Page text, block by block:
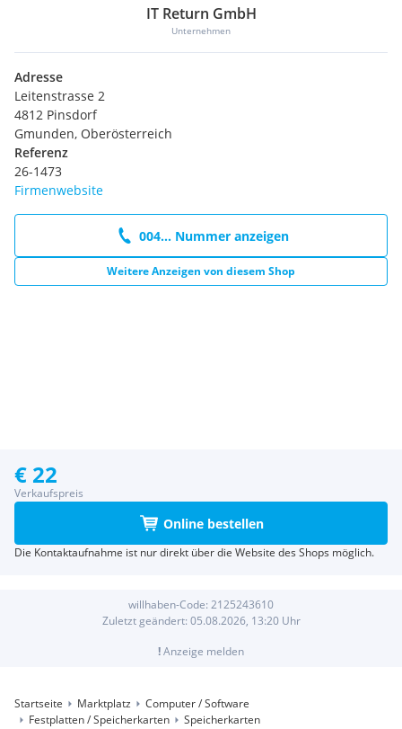
IT Return GmbH
Unternehmen
Adresse
Leitenstrasse 2
4812 Pinsdorf
Gmunden, Oberösterreich
Referenz
26-1473
Firmenwebsite
004... Nummer anzeigen
Weitere Anzeigen von diesem Shop
€ 22
Verkaufspreis
Online bestellen
Die Kontaktaufnahme ist nur direkt über die Website des Shops möglich.
willhaben-Code: 2125243610
Zuletzt geändert: 05.08.2026, 13:20Uhr
!Anzeige melden
Startseite Marktplatz
Computer / Software
Festplatten / Speicherkarten
Speicherkarten